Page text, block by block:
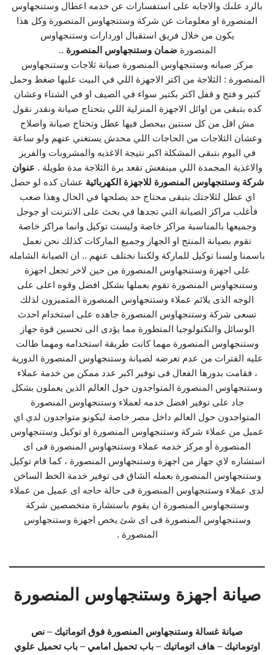
بالرد علىك والاجابه على استفسارات عن خدمه اعطال وستنجهاوس
المنصورة او معلومات عن شركة وستنجهاوس المنصورة وكل هذا
يكون من خلال فريق استقبال اوردارات وستنجهاوس
المنصورةضمان وستنجهاوس المنصورة ..
مركز صيانه وستنجهاوس المنصورة صيانة ثلاجات وستنجهاوس
المنصورة : الثلاجة من اكتر الاجهزة اللي في البيت عليها ضغط وحمل
كتير و فتح و قفل اكتر بكتير سواء في الصيف او في الشتاء وعشان
كده بتبقى من اوائل الاجهزة المنزلية اللي بتحتاج صيانة ونقدر نقول
مش اقل من كل سنتين بيحصل فيها عطل وتحتاج صيانة واصلاح
وعشان الثلاجات من الحاجات اللي محدش يستغني عنهم ولو ساعة
في اليوم بتبقى المشكلة اكبر نتيجة الاغذيه والمشروبات والفريز
والاغذية المجمدة اللي مينفعش تقعد برة الثلاجة مدة طويلة . عنوان
شركة وستنجهاوس المنصورة للاجهزة الكهربائية عشان كده لو حصل
اي عطل لثلاجتك بتبقى محتاج حد يصلحها في الحال وهذا صعب
فأغلب مراكز الصيانة التي تجدها في بحث على الانترنت او جوجل
وجميعها بالمناسبة مراكز خاصة وليست توكيل وانما مراكز خاصة
تقوم بصيانة المنتج او الجهاز وجميع الماركات كذلك نحن نعمل
باسمنا ولسنا توكيل للماركة ولكننا نختلف عنهم .. ان الصيانة الشامله
على اجهزة وستنجهاوس المنصورة من حين لاخر تجعل اجهزة
وستنجهاوس المنصورة تقوم بعملها بشكل افضل وقوه اعلى على
الوجه الذى يلائم عملاء وستنجهاوس المنصورة المتميزون لذلك
تسعى شركة وستنجهاوس المنصورة جاهده على استخدام احدث
الوسائل والتكنولوجيا المتطورة مما يؤدى الى تحسين قوة جهاز
وستنجهاوس المنصورة مهما كانت طريقة استخدامه ومهما طالت
عليه الفترات من عدم تعرضه لصيانة وستنجهاوس المنصورة الدورية
، فقامت بدورها الفعال فى توفير اكبر عدد ممكن من خدمة عملاء
وستنجهاوس المنصورة المتواجدون حول العالم الذين يعملون بشكل
جاد على توفير افضل خدمه لعملاء وستنجهاوس المنصورة
المتواجدون حول العالم داخل مصر خاصة ليكونو متواجدون لدي اي
عميل من عملاء شركة وستنجهاوس المنصورة او توكيل وستنجهاوس
المنصورة أو مركز خدمه عملاء وستنجهاوس المنصورة فى اى
استشاره لاي جهاز من اجهزة وستنجهاوس المنصورة ، كما قام توكيل
وستنجهاوس المنصورة بعمله الشاق فى توفير خدمة الخط الساخن
لدى عملاء وستنجهاوس المنصورة فى حالة حاجه اى عميل من عملاء
وستنجهاوس المنصورة ان يقوم باستشارة متخصصين شركة
وستنجهاوس المنصورة فى اى شئ يخص اجهزة وستنجهاوس
المنصورة .
صيانة اجهزة وستنجهاوس المنصورة
صيانة غسالة وستنجهاوس المنصورة فوق اتوماتيك – نص
اوتوماتيك – هاف اتوماتيك – باب تحميل امامي – باب تحميل علوي